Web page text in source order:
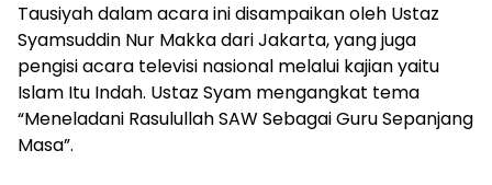
Tausiyah dalam acara ini disampaikan oleh Ustaz
Syamsuddin Nur Makka dari Jakarta, yang juga
pengisi acara televisi nasional melalui kajian yaitu
Islam Itu Indah. Ustaz Syam mengangkat tema
“Meneladani Rasulullah SAW Sebagai Guru Sepanjang
Masa”.